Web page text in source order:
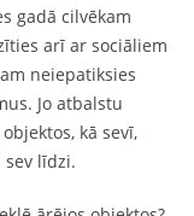
gadā cilvēkam
arī ar sociāliem
neiepatiksies
Jo atbalstu
kā sevī,
sev līdzi.